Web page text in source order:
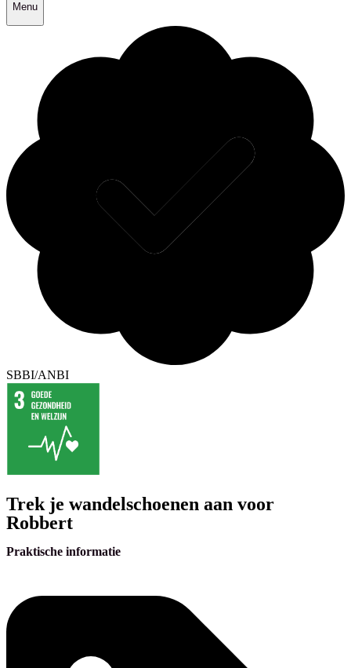
Menu
SBBI/ANBI
Trek je wandelschoenen aan voor
Robbert
Praktische informatie